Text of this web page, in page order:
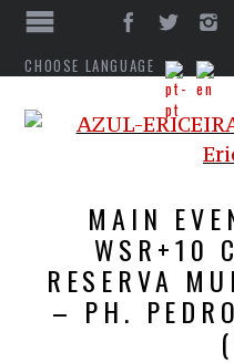
CHOOSE LANGUAGE
MAIN
WSR+10
RESERVA
– PH.